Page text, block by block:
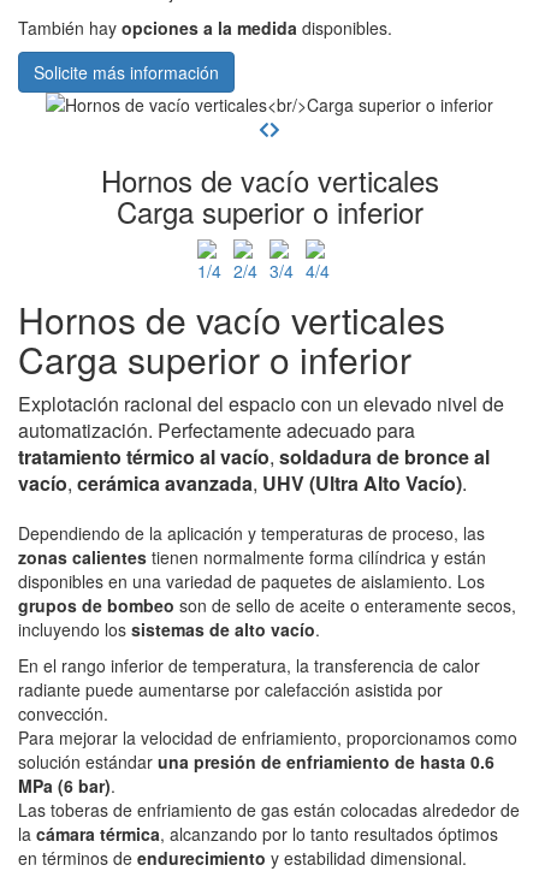
También hay opciones a la medida disponibles.
Solicite más información
Hornos de vacío verticales
Carga superior o inferior
Hornos de vacío verticales
Carga superior o inferior
Explotación racional del espacio con un elevado nivel de
automatización. Perfectamente adecuado para
tratamiento térmico al vacío, soldadura de bronce al
vacío, cerámica avanzada, UHV(Ultra Alto Vacío).
Dependiendo de la aplicación y temperaturas de proceso, las
zonas calientes tienen normalmente forma cilíndrica y están
disponibles en una variedad de paquetes de aislamiento. Los
grupos de bombeo son de sello de aceite o enteramente secos,
incluyendo los sistemas de alto vacío.
En el rango inferior de temperatura, la transferencia de calor
radiante puede aumentarse por calefacción asistida por
convección.
Para mejorar la velocidad de enfriamiento, proporcionamos como
solución estándar una presión de enfriamiento de hasta 0.6
MPa (6 bar).
Las toberas de enfriamiento de gas están colocadas alrededor de
la cámara térmica, alcanzando por lo tanto resultados óptimos
en términos de endurecimiento y estabilidad dimensional.